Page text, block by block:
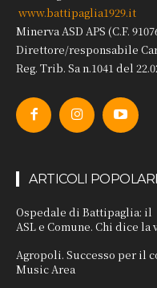
www.battipaglia1929.it
Minerva ASD APS (C.F.
Direttore/responsabile
Reg. Trib. Sa n.1041 del
ARTICOLI POPOLARI
Ospedale di Battipaglia:
ASL e Comune. Chi dice
Agropoli. Successo per il
Music Area